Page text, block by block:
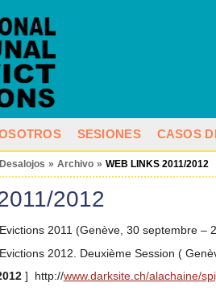
SESIONES CASOS
» Archivo » WEB LINKS 2011/2012
2012
2011 (Genève, 30 septembre –
2012. Deuxième Session (
] http://www.darksite.ch/alachaine/